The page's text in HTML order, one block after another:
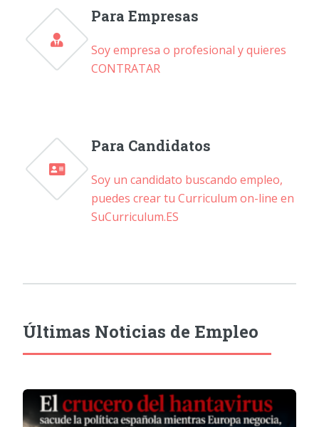
Para Empresas
Soy empresa o profesional y quieres
CONTRATAR
Para Candidatos
Soy un candidato buscando empleo,
puedes crear tu Curriculum on-line en
SuCurriculum.ES
Últimas Noticias de Empleo